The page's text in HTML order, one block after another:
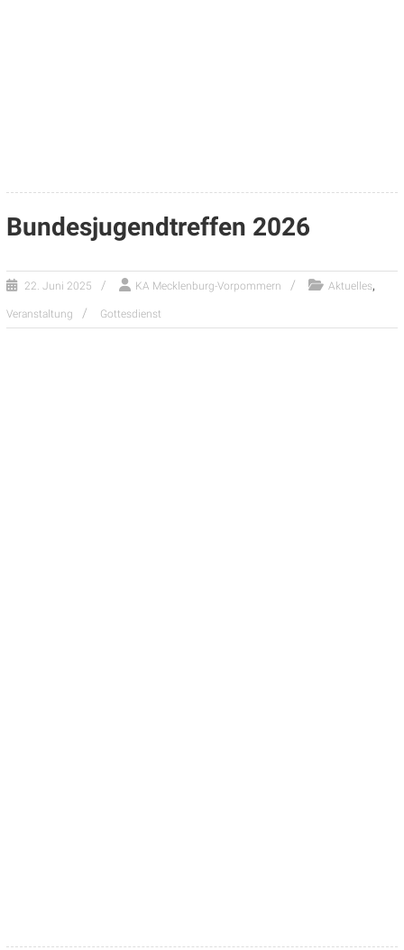
Bundesjugendtreffen 2026
22. Juni 2025 KA Mecklenburg-Vorpommern Aktuelles,
Veranstaltung Gottesdienst